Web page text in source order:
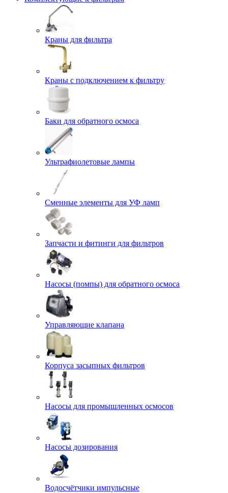
Краны для фильтра
Краны с подключением к фильтру
Баки для обратного осмоса
Ультрафиолетовые лампы
Сменные элементы для УФ ламп
Запчасти и фитинги для фильтров
Насосы (помпы) для обратного осмоса
Управляющие клапана
Корпуса засыпных фильтров
Насосы для промышленных осмосов
Насосы дозирования
Водосчётчики импульсные